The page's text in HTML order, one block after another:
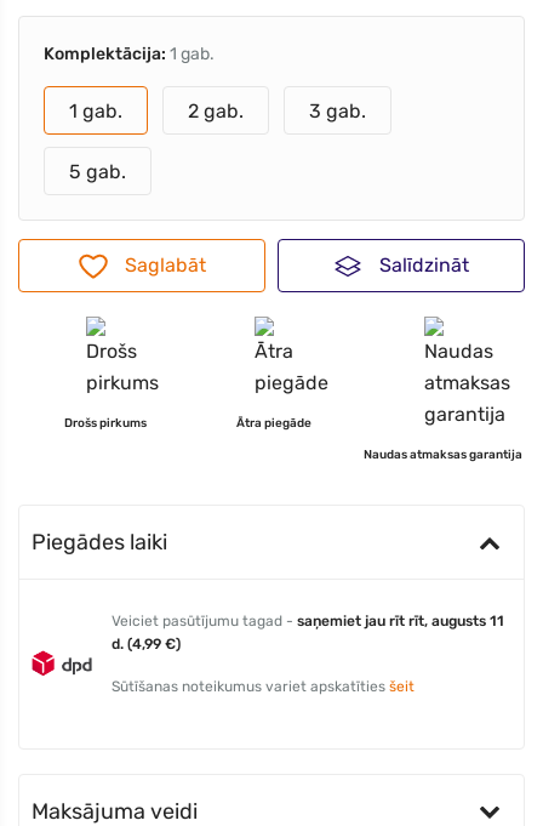
Komplektācija: 1 gab.
1 gab. 2 gab. 3 gab.
5 gab.
Saglabāt Salīdzināt
Drošs pirkums Ātra piegāde
Naudas atmaksas garantija
Piegādes laiki
Veiciet pasūtījumu tagad - saņemiet jau rīt rīt, augusts 11
d. (4,99 €)
Sūtīšanas noteikumus variet apskatīties šeit
Maksājuma veidi